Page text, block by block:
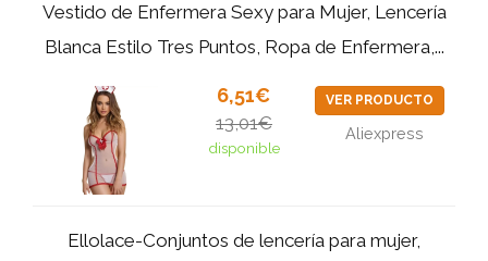
Vestido de Enfermera Sexy para Mujer, Lencería
Blanca Estilo Tres Puntos, Ropa de Enfermera,...
6,51€
13,01€
disponible
VER PRODUCTO
Aliexpress
Ellolace-Conjuntos de lencería para mujer,